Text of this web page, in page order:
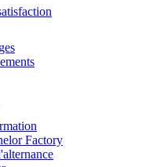
Factory